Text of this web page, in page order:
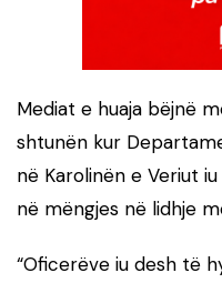
Mediat e huaja bëjnë
shtunën kur
në Karolinën e Veriut
në mëngjes në lidhje
“Oficerëve iu desh të